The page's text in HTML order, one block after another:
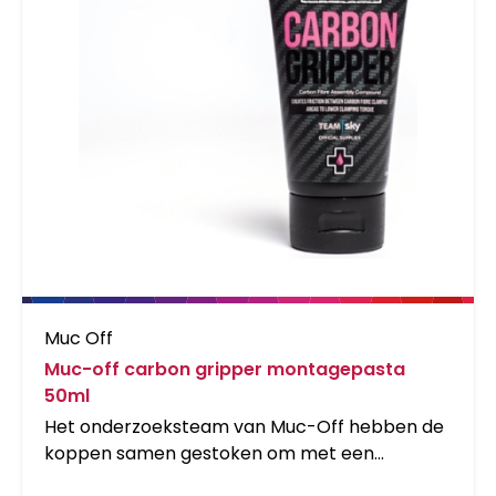
je materiaal niet te beschadigen. - De Muc-Off
Claw Brush komt met drie hoge kwaliteit nylon
borstels en een schraper om het modder
gemakkelijk weg te kunnen halen. Het is
perfect om je ketting, cassette en tandwielen
mee schoon te maken. - De Muc-Off Wheel
&amp; Component Brush is zo gevorm dat het
Muc Off
Muc-off carbon gripper montagepasta
50ml
Het onderzoeksteam van Muc-Off hebben de
koppen samen gestoken om met een